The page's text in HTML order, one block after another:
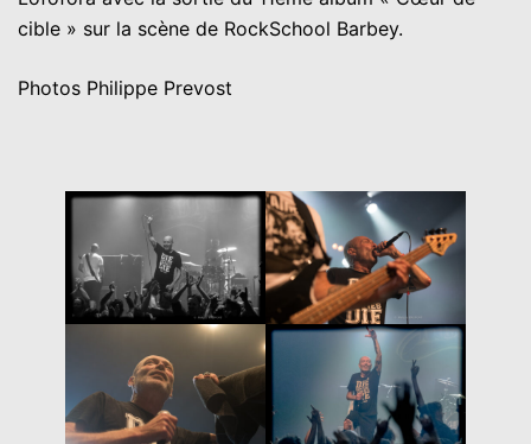
cible » sur la scène de RockSchool Barbey.
Photos Philippe Prevost